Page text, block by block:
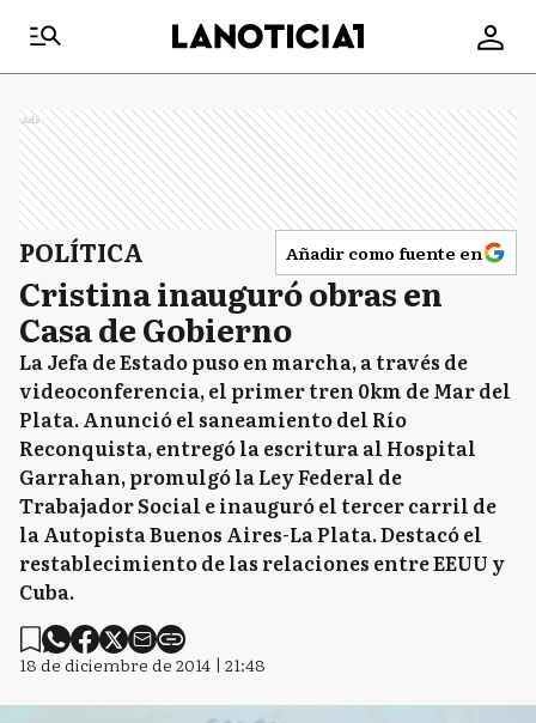
Ads
POLÍTICA Añadir como fuente en
Cristina inauguró obras en
Casa de Gobierno
La Jefa de Estado puso en marcha, a través de
videoconferencia, el primer tren 0km de Mar del
Plata. Anunció el saneamiento del Río
Reconquista, entregó la escritura al Hospital
Garrahan, promulgó la Ley Federal de
Trabajador Social e inauguró el tercer carril de
la Autopista Buenos Aires-La Plata. Destacó el
restablecimiento de las relaciones entre EEUU y
Cuba.
18 de diciembre de 2014 | 21:48